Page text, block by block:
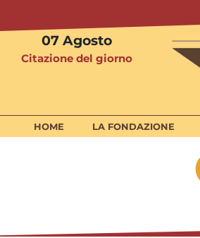
07 Agosto
Citazione del giorno
HOME LA FONDAZIONE